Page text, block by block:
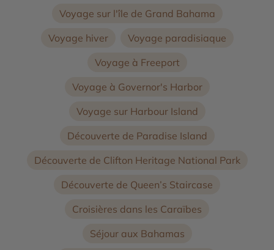
Voyage sur l'île de Grand Bahama
Voyage hiver
Voyage paradisiaque
Voyage à Freeport
Voyage à Governor's Harbor
Voyage sur Harbour Island
Découverte de Paradise Island
Découverte de Clifton Heritage National Park
Découverte de Queen’s Staircase
Croisières dans les Caraïbes
Séjour aux Bahamas